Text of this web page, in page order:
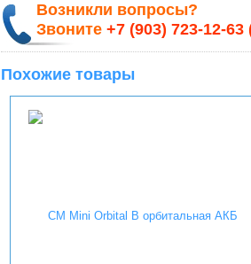
Возникли вопросы?
Звоните+7 (903) 723-12-
Похожие товары